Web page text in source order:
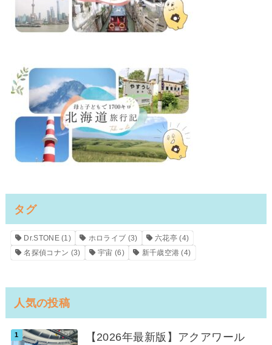
タグ
Dr.STONE(1) ホロライブ (3) 六花亭 (4)
名探偵コナン (3) 宇宙 (6) 新千歳空港 (4)
人気の投稿
【2026年最新版】アクアワール